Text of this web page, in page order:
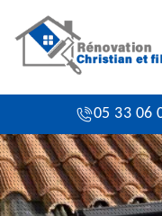
05 33 06